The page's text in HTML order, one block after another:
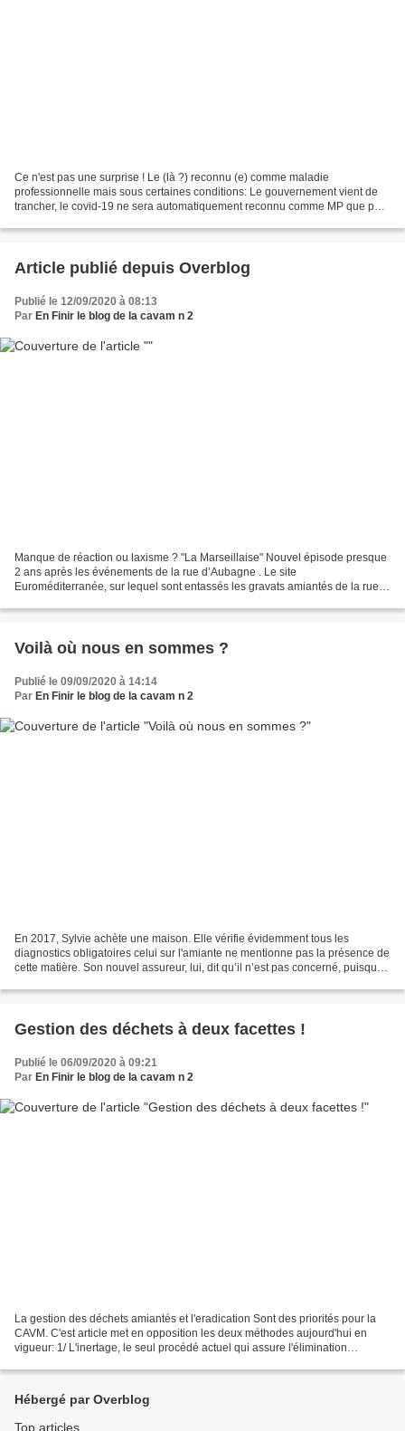
Ce n'est pas une surprise ! Le (là ?) reconnu (e) comme maladie
professionnelle mais sous certaines conditions: Le gouvernement vient de
trancher, le covid-19 ne sera automatiquement reconnu comme MP que pour
Article publié depuis Overblog
Publié le 12/09/2020 à 08:13
Par En Finir le blog de la cavam n 2
Manque de réaction ou laxisme ? "La Marseillaise" Nouvel épisode presque
2 ans après les événements de la rue d’Aubagne . Le site
Euroméditerranée, sur lequel sont entassés les gravats amiantés de la rue
Voilà où nous en sommes ?
Publié le 09/09/2020 à 14:14
Par En Finir le blog de la cavam n 2
En 2017, Sylvie achète une maison. Elle vérifie évidemment tous les
diagnostics obligatoires celui sur l'amiante ne mentionne pas la présence de
cette matière. Son nouvel assureur, lui, dit qu’il n’est pas concerné, puisque
Gestion des déchets à deux facettes !
Publié le 06/09/2020 à 09:21
Par En Finir le blog de la cavam n 2
La gestion des déchets amiantés et l'eradication Sont des priorités pour la
CAVM. C'est article met en opposition les deux méthodes aujourd'hui en
vigueur: 1/ L'inertage, le seul procédé actuel qui assure l'élimination
Hébergé par Overblog
Top articles